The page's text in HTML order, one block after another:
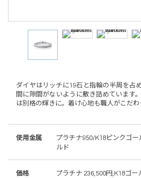
ダイヤはリッチに19石と指輪の半周を占
間に隙間がないように敷き詰めています
は別格の輝きに。着け心地も職人がこだわ
使用金属
プラチナ950/K18ピンクゴ
ルド
価格
プラチナ 236,500円,K18ゴー